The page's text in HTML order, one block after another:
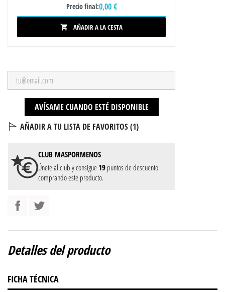
Precio final:0,00 €
 AÑADIR A LA CESTA
AVÍSAME CUANDO ESTÉ DISPONIBLE
AÑADIR A TU LISTA DE FAVORITOS (1)
CLUB MASPORMENOS
Únete al club y consigue 19 puntos de descuento
comprando este producto.
Detalles del producto
FICHA TÉCNICA